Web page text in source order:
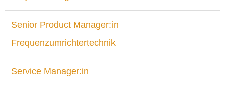
Senior Product Manager:in
Frequenzumrichtertechnik
Service Manager:in